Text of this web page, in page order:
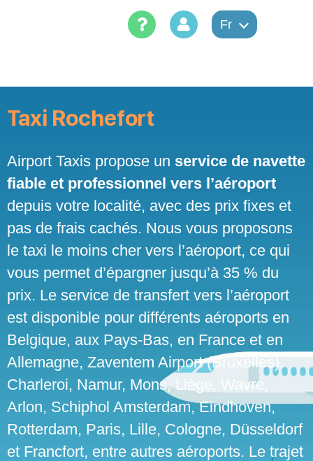
Fr
Taxi Rochefort
Airport Taxis propose un service de navette
fiable et professionnel vers l’aéroport
depuis votre localité, avec des prix fixes et
pas de frais cachés. Nous vous proposons
le taxi le moins cher vers l’aéroport, ce qui
vous permet d’épargner jusqu’à 35 % du
prix. Le service de transfert vers l’aéroport
est disponible pour différents aéroports en
Belgique, aux Pays-Bas, en France et en
Allemagne, Zaventem Airport (Bruxelles),
Charleroi, Namur, Mons, Liège, Wavre,
Arlon, Schiphol Amsterdam, Eindhoven,
Rotterdam, Paris, Lille, Cologne, Düsseldorf
et Francfort, entre autres aéroports. Le trajet